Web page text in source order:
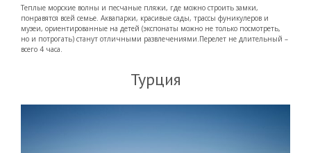
Теплые морские волны и песчаные пляжи, где можно строить замки,
понравятся всей семье. Аквапарки, красивые сады, трассы фуникулеров и
музеи, ориентированные на детей (экспонаты можно не только посмотреть,
но и потрогать) станут отличными развлечениями.Перелет не длительный –
всего 4 часа.
Турция